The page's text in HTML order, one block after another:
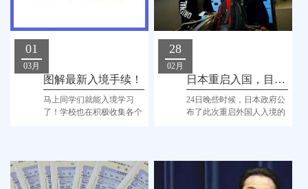
01
03月
图解最新入境手续！
马上同学们就能入境学习
了！学校也在积极收集各个
28
02月
日本重启入国，目前知道的流程都在这了！
24日晚些时候，日本政府公
布了此次重启外国人入境的